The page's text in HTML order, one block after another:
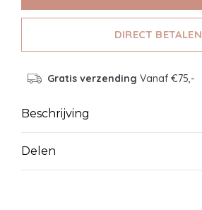
DIRECT BETALEN
Gratis verzending Vanaf €75,-
Beschrijving
Delen